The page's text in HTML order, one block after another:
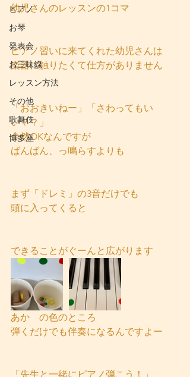
ピアノ
お琴
発表会
お三味線
レッスン方法
その他
歌舞伎
博多座
幼児さんのレッスンの1コマ
ピアノ習いに来てくれた幼児さんは
楽器に触りたくて仕方がありません
「おおきいねー」「さわってもい
い？？」
全然OKなんですが
ばんばん、っ鳴らすよりも
まず「ドレミ」の3音だけでも
頭に入ってくると
できることがぐーんと広がります
あか　の色のところ
弾くだけでも伴奏になるんですよー
「先生と一緒にピアノ弾こう！」